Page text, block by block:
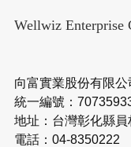
Wellwiz Enterprise
向富實業股份有限公
統一編號：
地址：台灣彰化縣
電話：04-8350222